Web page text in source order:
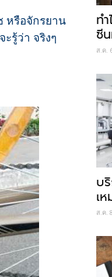
หรือจักรยาน
รู้ว่า จริงๆ
ท
ซี
ส.ค.
บ
เ
ส.ค.